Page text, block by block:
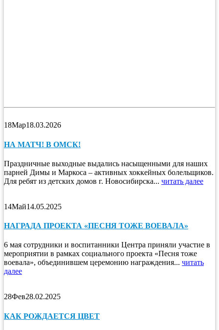
18Мар18.03.2026
НА МАТЧ! В ОМСК!
Праздничные выходные выдались насыщенными для наших
парней Димы и Маркоса – активных хоккейных болельщиков.
Для ребят из детских домов г. Новосибирска... читать далее
14Май14.05.2025
НАГРАДА ПРОЕКТА «ПЕСНЯ ТОЖЕ ВОЕВАЛА»
6 мая сотрудники и воспитанники Центра приняли участие в
мероприятии в рамках социального проекта «Песня тоже
воевала», объединившем церемонию награждения... читать
далее
28Фев28.02.2025
КАК РОЖДАЕТСЯ ЦВЕТ